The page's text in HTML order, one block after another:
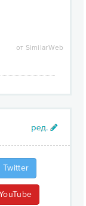
от SimilarWeb
Twitter